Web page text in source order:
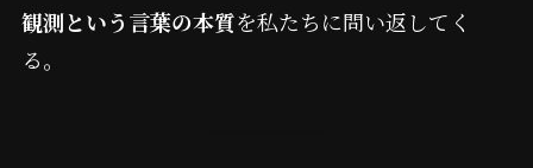
観測という言葉の本質を私たちに問い返してく
る。